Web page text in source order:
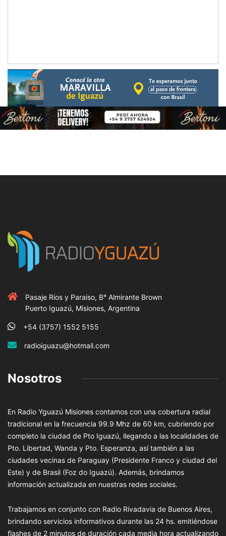
Pasaje Rios y Paraiso, B° Almirante Brown
Puerto Iguazú, Misiones, Argentina
+54 (3757) 1552 5155
radioiguazu@hotmail.com
Nosotros
En Radio Yguazú Misiones contamos con una cobertura radial
tradicional en la frecuencia 99.9 Mhz de 60 km, cubriendo por
completo la ciudad de Pto Iguazú, llegando a las localidades de
Pto. Libertad, Wanda y Pto. Esperanza, así también a las
ciudades vecinas de Paraguay (Presidente Franco y ciudad del
Este) y de Brasil (Foz do Iguazú). Además, brindamos
información actualizada en nuestras redes sociales.
Trabajamos en conjunto con Radio Rivadavia de Buenos Aires,
brindando servicios informativos durante las 24 hs. emitiéndose
flashes de 2 minutos de duración cada media hora actualizando